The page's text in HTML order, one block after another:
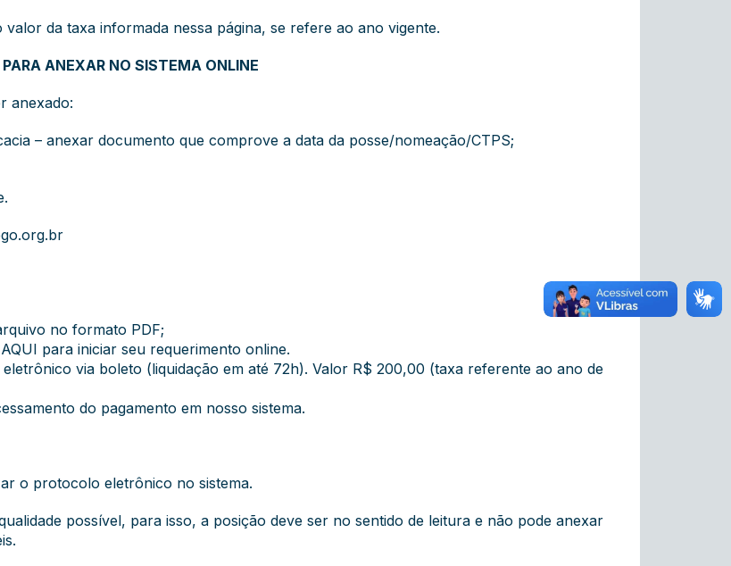
da taxa informada nessa página, se refere ao ano vigente.
ANEXAR NO SISTEMA ONLINE
anexado:
– anexar documento que comprove a data da posse/nomeação/CTPS;
no formato PDF;
para iniciar seu requerimento online.
via boleto (liquidação em até 72h). Valor R$ 200,00 (taxa referente ao ano de
do pagamento em nosso sistema.
o protocolo eletrônico no sistema.
possível, para isso, a posição deve ser no sentido de leitura e não pode anexar